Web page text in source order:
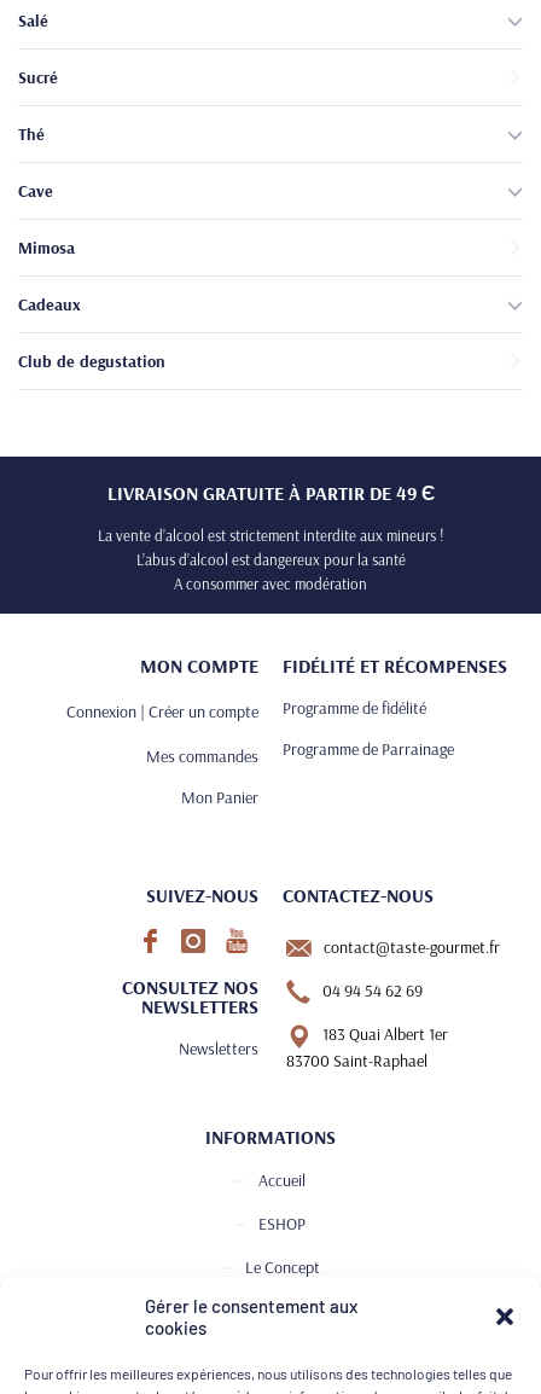
Gérer le consentement aux
cookies
Pour offrir les meilleures expériences, nous utilisons des technologies telles que
Salé
Sucré
Thé
Cave
Mimosa
Cadeaux
Club de degustation
LIVRAISON GRATUITE À PARTIR DE 49 Є
La vente d’alcool est strictement interdite aux mineurs !
L’abus d’alcool est dangereux pour la santé
A consommer avec modération
MON COMPTE
Connexion | Créer un compte
Mes commandes
Mon Panier
FIDÉLITÉ ET RÉCOMPENSES
Programme de fidélité
Programme de Parrainage
SUIVEZ-NOUS
CONSULTEZ NOS
NEWSLETTERS
Newsletters
CONTACTEZ-NOUS
contact@taste-gourmet.fr
04 94 54 62 69
183 Quai Albert 1er
83700 Saint-Raphael
INFORMATIONS
Accueil
ESHOP
Le Concept
Club de Dégustation